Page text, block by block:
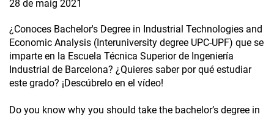
28 de maig 2021
¿Conoces Bachelor's Degree in Industrial Technologies and
Economic Analysis (Interuniversity degree UPC-UPF) que se
imparte en la Escuela Técnica Superior de Ingeniería
Industrial de Barcelona? ¿Quieres saber por qué estudiar
este grado? ¡Descúbrelo en el vídeo!
Do you know why you should take the bachelor’s degree in